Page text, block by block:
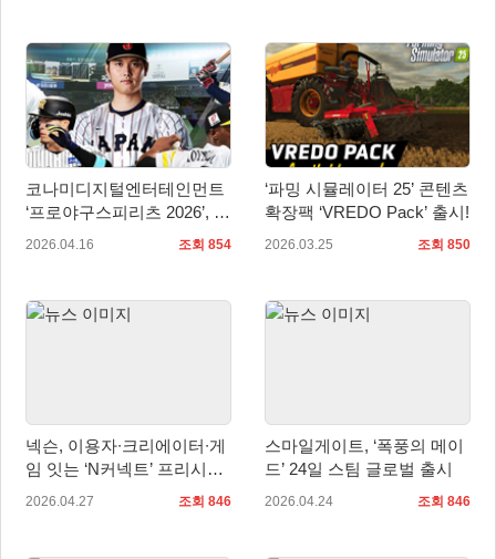
코나미디지털엔터테인먼트
‘프로야구스피리츠 2026’, 7
월 16일 PS5 및 스팀 버전
2026.04.16 조회 854
‘파밍 시뮬레이터 25’ 콘텐츠
확장팩 ‘VREDO Pack’ 출시!
2026.03.25 조회 850
넥슨, 이용자∙크리에이터∙게
임 잇는 ‘N커넥트’ 프리시즌
시작
2026.04.27 조회 846
스마일게이트, ‘폭풍의 메이
드’ 24일 스팀 글로벌 출시
2026.04.24 조회 846